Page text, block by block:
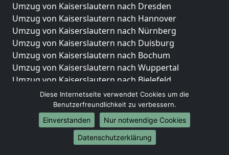
Umzug von Kaiserslautern nach Dresden
Umzug von Kaiserslautern nach Hannover
Umzug von Kaiserslautern nach Nürnberg
Umzug von Kaiserslautern nach Duisburg
Umzug von Kaiserslautern nach Bochum
Umzug von Kaiserslautern nach Wuppertal
Umzug von Kaiserslautern nach Bielefeld
Umzug von Kaiserslautern nach Bonn
Umzug von Kaiserslautern nach Münster
Internationale-Umzüge
Umzug von Kaiserslautern nach Brasilien
Diese Internetseite verwendet Cookies um die
Benutzerfreundlichkeit zu verbessern.
Einverstanden
Nur notwendige Cookies
Datenschutzerklärung